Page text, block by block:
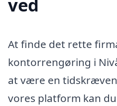
ved
At finde det rette
kontorrengøring i
at være en
vores platform kan